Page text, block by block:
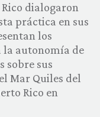
dialogaron
práctica en sus
los
la autonomía de
sobre sus
Mar Quiles del
Rico en